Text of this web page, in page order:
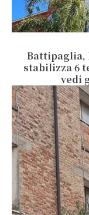
Battipaglia,
stabilizza 6
vedi